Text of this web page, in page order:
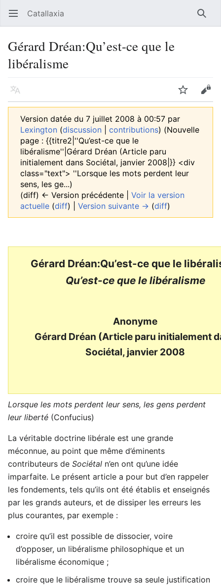
Ouvrir le menu principal Catallaxia
Gérard Dréan:Qu’est-ce que le
libéralisme
Langue Suivre
Version datée du 7 juillet 2008 à 00:57 par
Lexington (discussion contributions) (Nouvelle
page : {{titre2|''Qu’est-ce que le
libéralisme''|Gérard Dréan (Article paru
initialement dans Sociétal, janvier 2008|}} <div
class="text"> ''Lorsque les mots perdent leur
sens, les ge...)
(diff) ← Version précédente | Voir la version
actuelle (diff) | Version suivante → (diff)
Gérard Dréan:Qu’est-ce que le
Qu’est-ce que le libéralisme
Anonyme
Gérard Dréan (Article paru initialement
Sociétal, janvier 2008
Lorsque les mots perdent leur sens, les gens perdent
leur liberté (Confucius)
La véritable doctrine libérale est une grande
méconnue, au point que même d’éminents
contributeurs de Sociétal n’en ont qu’une idée
imparfaite. Le présent article a pour but d’en rappeler
les fondements, tels qu’ils ont été établis et enseignés
par les grands auteurs, et de dissiper les erreurs les
plus courantes, par exemple :
croire qu’il est possible de dissocier, voire
d’opposer, un libéralisme philosophique et un
libéralisme économique ;
croire que le libéralisme trouve sa seule justification